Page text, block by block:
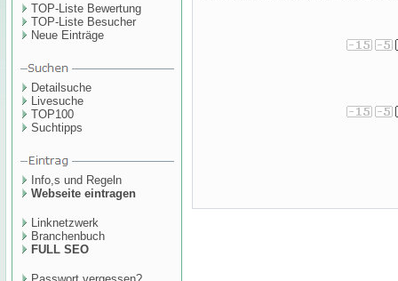
TOP-Liste Bewertung
TOP-Liste Besucher
Neue Einträge
Detailsuche
Livesuche
TOP100
Suchtipps
Info,s und Regeln
Webseite eintragen
Linknetzwerk
Branchenbuch
FULL SEO